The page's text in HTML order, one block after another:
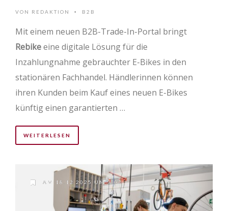
VON REDAKTION • B2B
Mit einem neuen B2B-Trade-In-Portal bringt
Rebikeeine digitale Lösung für die
Inzahlungnahme gebrauchter E-Bikes in den
stationären Fachhandel. Händlerinnen können
ihren Kunden beim Kauf eines neuen E-Bikes
künftig einen garantierten …
WEITERLESEN
AM 18.12.2025 UM 7:02